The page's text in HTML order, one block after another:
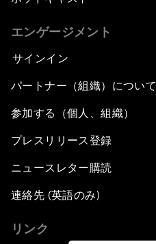
エンゲージメント
サインイン
パートナー（組織）について
参加する（個人、組織）
プレスリリース登録
ニュースレター購読
連絡先 (英語のみ)
リンク